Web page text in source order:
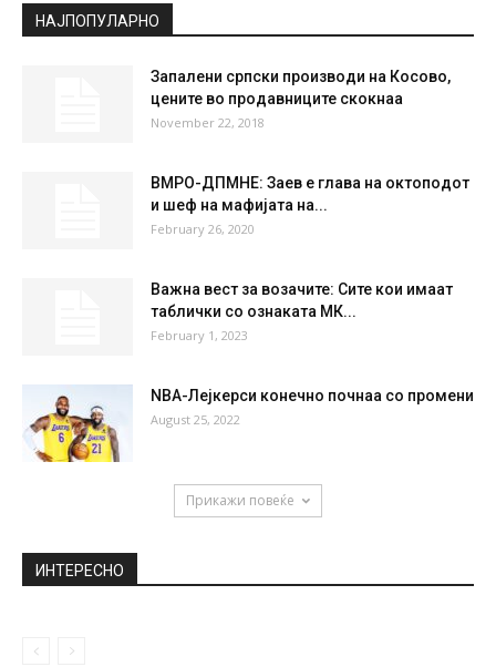
НАЈПОПУЛАРНО
Запалени српски производи на Косово,
цените во продавниците скокнаа
November 22, 2018
ВМРО-ДПМНЕ: Заев е глава на октоподот
и шеф на мафијата на...
February 26, 2020
Важна вест за возачите: Сите кои имаат
таблички со ознаката МК...
February 1, 2023
NBA-Лејкерси конечно почнаа со промени
August 25, 2022
Прикажи повеќе
ИНТЕРЕСНО